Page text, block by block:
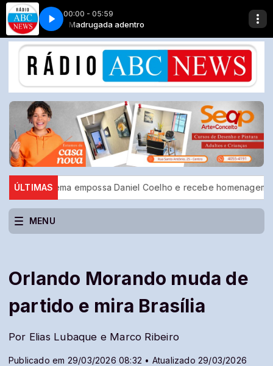
00:00 - 05:59
Madrugada adentro
versão)Luiza Mandou Um Beijo - Maracanã (nova versão)
ÚLTIMAS
empossa Daniel Coelho e recebe homenagem do prefeito
MENU
Orlando Morando muda de
partido e mira Brasília
Por Elias Lubaque e Marco Ribeiro
Publicado em 29/03/2026 08:32 • Atualizado 29/03/2026